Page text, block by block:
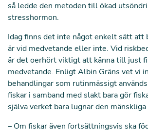
så ledde den metoden till ökad
stresshormon.
Idag finns det inte något enkelt sätt att
är vid medvetande eller inte. Vid
är det oerhört viktigt att känna till just
medvetande. Enligt Albin Gräns vet vi
behandlingar som rutinmässigt
fiskar i samband med slakt bara gör
själva verket bara lugnar den mänskliga
– Om fiskar även fortsättningsvis ska